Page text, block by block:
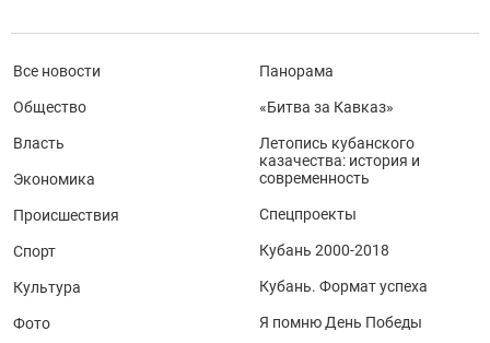
Все новости
Общество
Власть
Экономика
Происшествия
Спорт
Культура
Фото
Панорама
«Битва за Кавказ»
Летопись кубанского
казачества: история и
современность
Спецпроекты
Кубань 2000-2018
Кубань. Формат успеха
Я помню День Победы